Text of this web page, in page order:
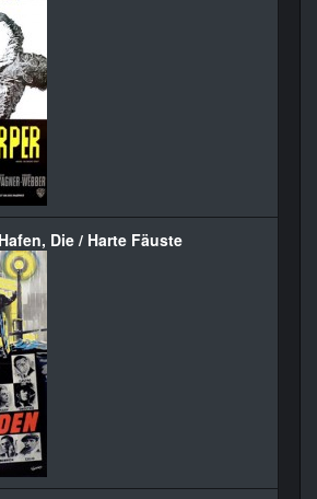
Die / Harte Fäuste